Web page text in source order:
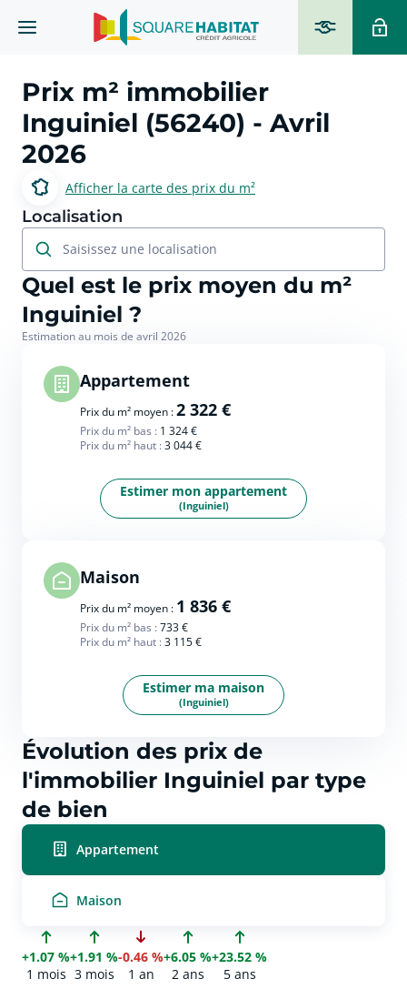
Prix m² immobilier
Inguiniel (56240) - Avril
2026
Afficher la carte des prix du m²
Localisation
Saisissez une localisation
Quel est le prix moyen du m²
Inguiniel ?
Estimation au mois de avril 2026
Appartement
Prix du m² moyen :2 322 €
Prix du m² bas : 1 324 €
Prix du m² haut :3 044 €
Estimer mon appartement
(Inguiniel)
Maison
Prix du m² moyen : 1 836 €
Prix du m² bas :733 €
Prix du m² haut :3 115 €
Estimer ma maison
(Inguiniel)
Évolution des prix de
l'immobilier Inguiniel par type
de bien
Appartement
Maison
+1.07 %
1 mois
+1.91 %
3 mois
-0.46 %
1 an
+6.05 %
2 ans
+23.52 %
5 ans